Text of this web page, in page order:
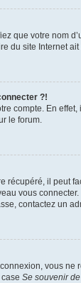
que votre nom
du site Internet
?!
compte. En
le forum.
récupéré, il peut
vous connecter.
contactez un
vous ne
Se souvenir